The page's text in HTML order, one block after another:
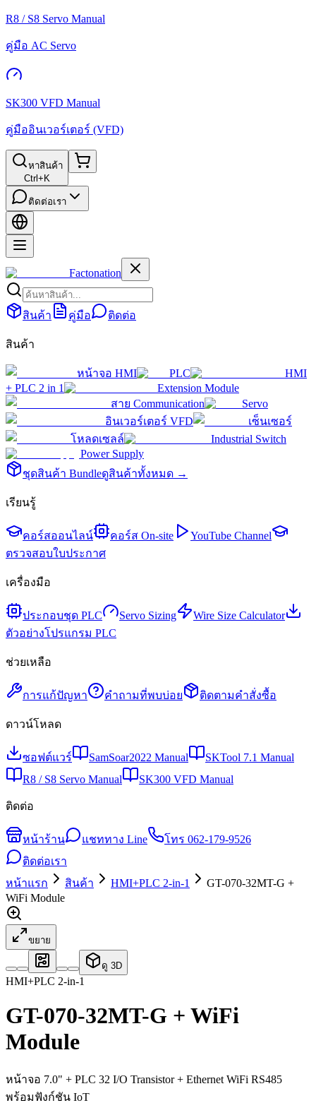
R8 / S8 Servo Manual
คู่มือ AC Servo
SK300 VFD Manual
คู่มืออินเวอร์เตอร์ (VFD)
หาสินค้า
Ctrl+K
ติดต่อเรา
Factonation
สินค้า คู่มือ ติดต่อ
สินค้า
หน้าจอ HMI PLC
HMI
+ PLC 2 in 1
Extension Module
สาย Communication
Servo
อินเวอร์เตอร์ VFD
เซ็นเซอร์
โหลดเซลล์
Industrial Switch
Power Supply
ชุดสินค้า Bundleดูสินค้าทั้งหมด →
เรียนรู้
คอร์สออนไลน์ คอร์ส On-site
YouTube Channel
ตรวจสอบใบประกาศ
เครื่องมือ
ประกอบชุด PLC Servo Sizing
Wire Size Calculator
ตัวอย่างโปรแกรม PLC
ช่วยเหลือ
การแก้ปัญหา คำถามที่พบบ่อย ติดตามคำสั่งซื้อ
ดาวน์โหลด
ซอฟต์แวร์ SamSoar2022 Manual
SKTool 7.1 Manual
R8 / S8 Servo Manual
SK300 VFD Manual
ติดต่อ
หน้าร้าน แชททาง Line โทร 062-179-9526
ติดต่อเรา
หน้าแรก
สินค้า HMI+PLC 2-in-1
GT-070-32MT-G +
WiFi Module
ขยาย
ดู 3D
HMI+PLC 2-in-1
GT-070-32MT-G + WiFi
Module
หน้าจอ 7.0" + PLC 32 I/O Transistor + Ethernet WiFi RS485
พร้อมฟังก์ชัน IoT